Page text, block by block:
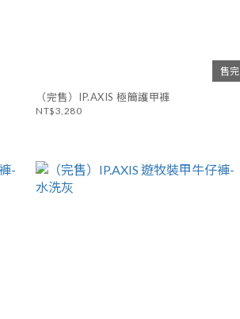
售完
（完售）IP.AXIS 極簡護甲褲
NT$3,280